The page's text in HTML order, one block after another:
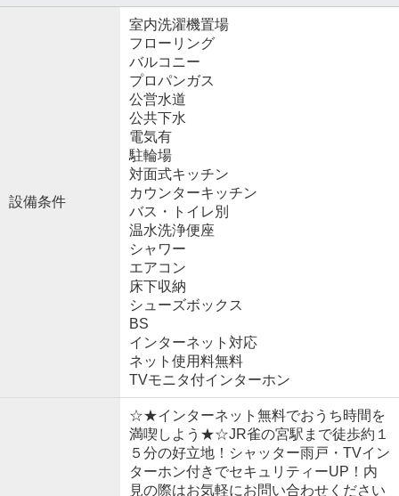
設備条件
室内洗濯機置場
フローリング
バルコニー
プロパンガス
公営水道
公共下水
電気有
駐輪場
対面式キッチン
カウンターキッチン
バス・トイレ別
温水洗浄便座
シャワー
エアコン
床下収納
シューズボックス
BS
インターネット対応
ネット使用料無料
TVモニタ付インターホン
☆★インターネット無料でおうち時間を
満喫しよう★☆JR雀の宮駅まで徒歩約１
５分の好立地！シャッター雨戸・TVイン
ターホン付きでセキュリティーUP！内
見の際はお気軽にお問い合わせください